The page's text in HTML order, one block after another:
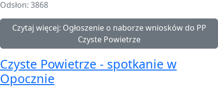
Odsłon: 3868
Czytaj więcej: Ogłoszenie o naborze wniosków do PP
Czyste Powietrze
Czyste Powietrze - spotkanie w
Opocznie